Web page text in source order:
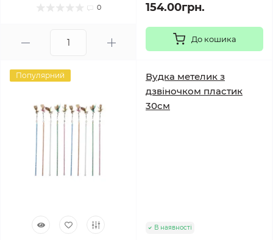
0 154.00грн.
До кошика
Популярний
Вудка метелик з
дзвіночком пластик
30см
В наявності